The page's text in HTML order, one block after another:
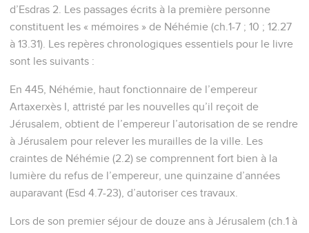
d’Esdras 2. Les passages écrits à la première personne
constituent les « mémoires » de Néhémie (ch.1-7 ; 10 ; 12.27
à 13.31). Les repères chronologiques essentiels pour le livre
sont les suivants :
En 445, Néhémie, haut fonctionnaire de l’empereur
Artaxerxès I, attristé par les nouvelles qu’il reçoit de
Jérusalem, obtient de l’empereur l’autorisation de se rendre
à Jérusalem pour relever les murailles de la ville. Les
craintes de Néhémie (2.2) se comprennent fort bien à la
lumière du refus de l’empereur, une quinzaine d’années
auparavant (Esd 4.7-23), d’autoriser ces travaux.
Lors de son premier séjour de douze ans à Jérusalem (ch.1 à